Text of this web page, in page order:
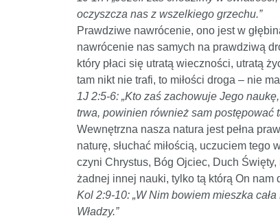
oczyszcza nas z wszelkiego grzechu.”
Prawdziwe nawrócenie, ono jest w
nawrócenie nas samych na prawdziwą
który płaci się utratą wieczności, utratą
tam nikt nie trafi, to miłości droga – nie
1J 2:5-6: „Kto zaś zachowuje Jego
trwa, powinien również sam postępować
Wewnętrzna nasza natura jest pełna
naturę, słuchać miłością, uczuciem tego
czyni Chrystus, Bóg Ojciec, Duch
żadnej innej nauki, tylko tą którą On nam
Kol 2:9-10: „W Nim bowiem mieszka
Władzy.”